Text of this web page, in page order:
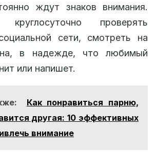
ждут знаков внимания.
проверять
сети, смотреть на
в надежде, что любимый
или напишет.
Как понравиться парню,
другая: 10 эффективных
внимание